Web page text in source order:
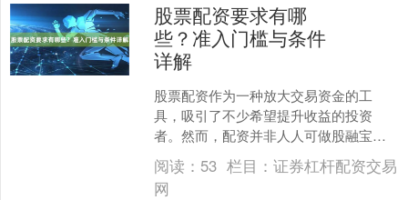
股票配资要求有哪
些？准入门槛与条件
详解
股票配资作为一种放大交易资金的工
具，吸引了不少希望提升收益的投资
者。然而，配资并非人人可做股融宝配
资，它设有明确的准入门槛与条件。了
解这些要求，是投资者在考虑是....
阅读： 53 栏目：证券杠杆配资交易
网